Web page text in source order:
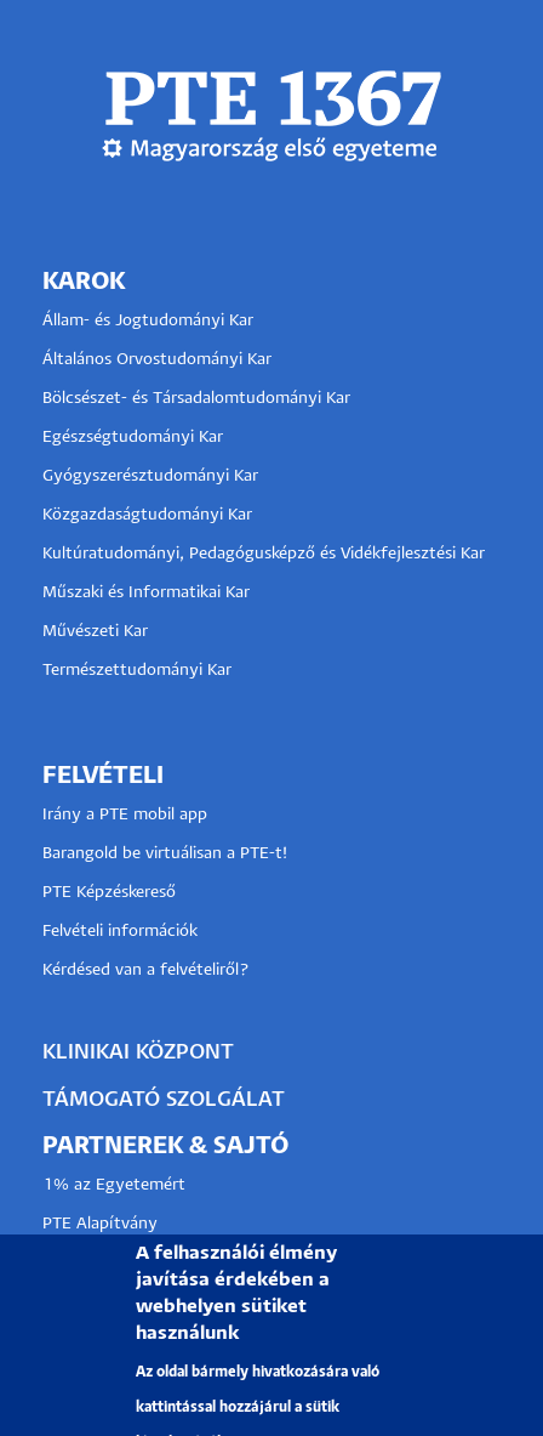
KAROK
Állam- és Jogtudományi Kar
Általános Orvostudományi Kar
Bölcsészet- és Társadalomtudományi Kar
Egészségtudományi Kar
Gyógyszerésztudományi Kar
Közgazdaságtudományi Kar
Kultúratudományi, Pedagógusképző és Vidékfejlesztési Kar
Műszaki és Informatikai Kar
Művészeti Kar
Természettudományi Kar
FELVÉTELI
Irány a PTE mobil app
Barangold be virtuálisan a PTE-t!
PTE Képzéskereső
Felvételi információk
Kérdésed van a felvételiről?
KLINIKAI KÖZPONT
TÁMOGATÓ SZOLGÁLAT
PARTNEREK & SAJTÓ
1% az Egyetemért
PTE Alapítvány
Partnerkapcsolati lehetőségek
Médiaajánlat
Pályázati projektek
A felhasználói élmény
javítása érdekében a
webhelyen sütiket
használunk
Az oldal bármely hivatkozására való
kattintással hozzájárul a sütik